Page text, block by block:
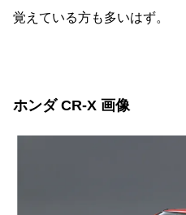
覚えている方も多いはず。
ホンダ CR-X 画像